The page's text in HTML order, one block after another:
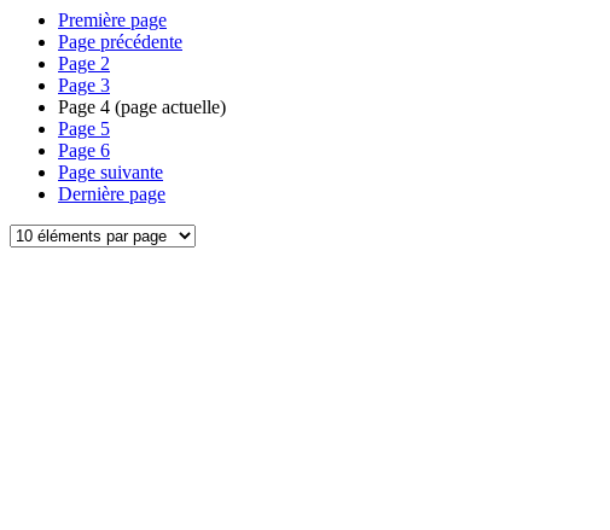
Première page
Page précédente
Page 2
Page 3
Page 4 (page actuelle)
Page 5
Page 6
Page suivante
Dernière page